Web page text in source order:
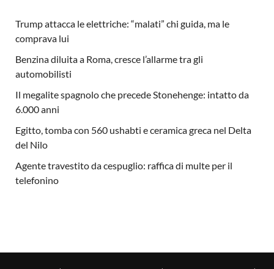
Trump attacca le elettriche: “malati” chi guida, ma le
comprava lui
Benzina diluita a Roma, cresce l’allarme tra gli
automobilisti
Il megalite spagnolo che precede Stonehenge: intatto da
6.000 anni
Egitto, tomba con 560 ushabti e ceramica greca nel Delta
del Nilo
Agente travestito da cespuglio: raffica di multe per il
telefonino